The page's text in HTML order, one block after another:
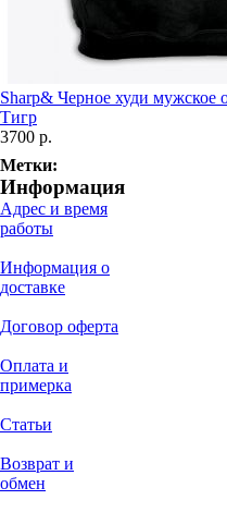
Sharp& Черное худи
Тигр
3700 р.
Метки:
Информация
Адрес и время
работы
Информация о
доставке
Договор оферта
Оплата и
примерка
Статьи
Возврат и
обмен